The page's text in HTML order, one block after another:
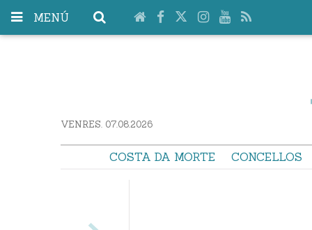
MENÚ
VENRES. 07.08.2026
COSTA DA MORTE CONCELLOS